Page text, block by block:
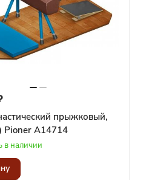
прыжковый,
(стандарт) Pioner A14714
в наличии